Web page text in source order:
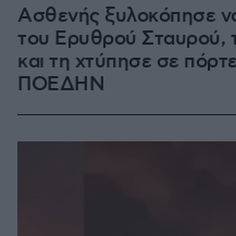
Ασθενής ξυλοκόπησε
του Ερυθρού Σταυρού,
και τη χτύπησε σε
ΠΟΕΔΗΝ